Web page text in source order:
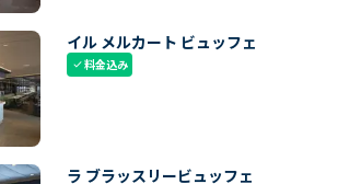
イル メルカート ビュッフェ
check料金込み
ラ ブラッスリービュッフェ